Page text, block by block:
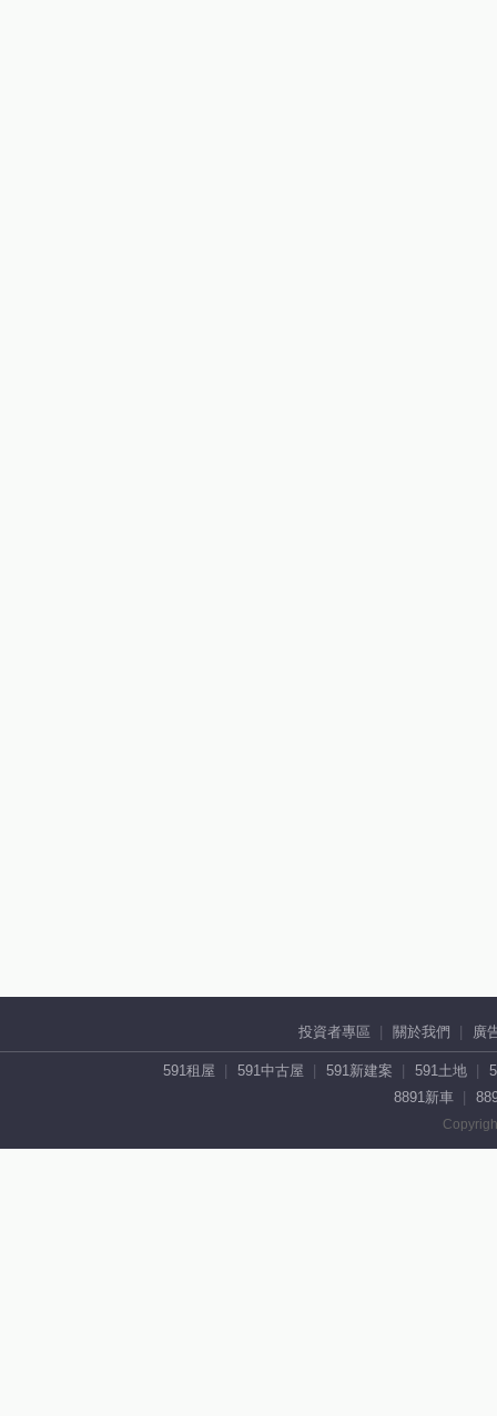
投資者專區 關於我們 廣
591租屋 591中古屋 591新建案 591土地
8891新車